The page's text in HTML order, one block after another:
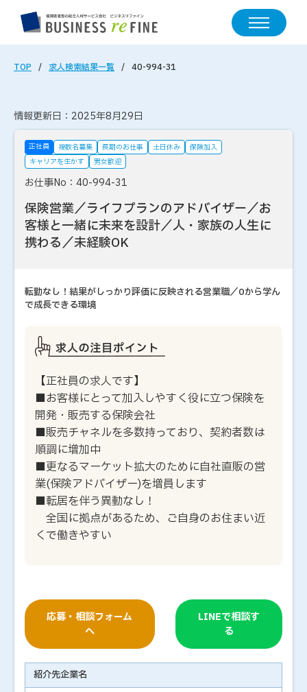
TOP 求人検索結果一覧 40-994-31
情報更新日：2025年8月29日
正社員 複数名募集 長期のお仕事 土日休み
保険加入
キャリアを生かす
男女歓迎
お仕事No：40-994-31
保険営業／ライフプランのアドバイザー／お
客様と一緒に未来を設計／人・家族の人生に
携わる／未経験OK
転勤なし！結果がしっかり評価に反映される営業職／0から学ん
で成長できる環境
【正社員の求人です】
■お客様にとって加入しやすく役に立つ保険を
開発・販売する保険会社
■販売チャネルを多数持っており、契約者数は
順調に増加中
■更なるマーケット拡大のために自社直販の営
業(保険アドバイザー)を増員します
■転居を伴う異動なし！
全国に拠点があるため、ご自身のお住まい近
くで働きやすい
応募・相談フォーム
へ
LINEで相談す
る
紹介先企業名